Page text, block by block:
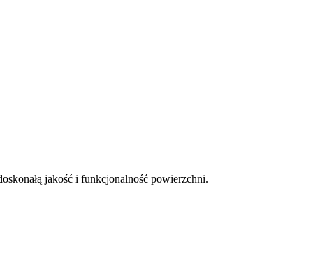
jakość i funkcjonalność powierzchni.